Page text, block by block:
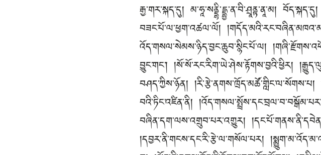
རྒྱ་གར་སྐད་དུ། མ་ཧཱ་སནྡྷི་དྡྷྱ་ན་བི་ཤྲཱནྟ་ནཱ་མ།
བཟང་པོ་ལ་ཕྱག་འཚལ་ལོ།
འོད་གསལ་སེམས་ཉིད་བྱང་ཆུབ་སྙིང་པོ་ལ།
བྱུང་གང༌། །སོ་སོ་རང་རིག་ཡེ་ཤེས་རྟོགས་བྱའི་ཕྱིར།
བཤད་ཀྱིས་ཉོན།
བའི་ཏིང་འཛིན་ནི།
བཞིན་དག་ལས་འགྲུབ་པར་འགྱུར།
།དབྱར་ནི་གངས་དང་རི་རྩེ་ལ་གསོལ་པར།